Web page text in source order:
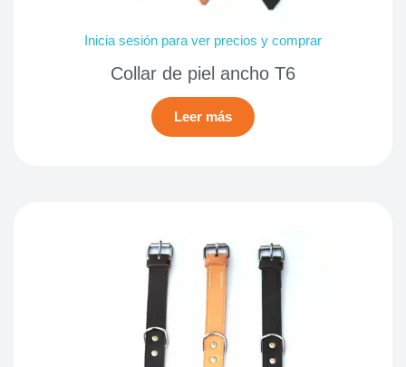
Inicia sesión para ver precios y comprar
Collar de piel ancho T6
Leer más